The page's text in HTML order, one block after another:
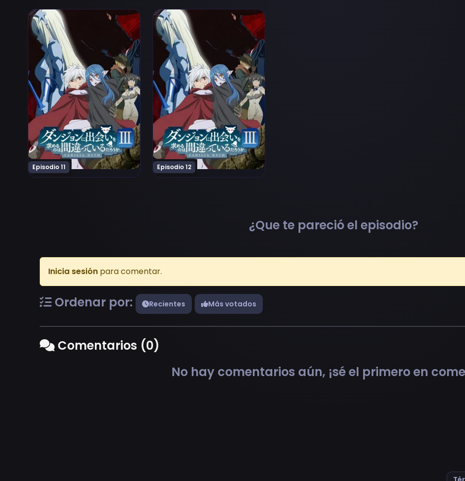
Episodio 11
Ver Dungeon ni Deai wo Motomeru no wa Machigatteiru Darou ka III Episodio 11
Episodio 12
Ver Dungeon ni Deai wo Motomeru no wa Machigatteiru Darou ka III Episodio 12
¿Que te pareció el episodio?
Inicia sesión para comentar.
Ordenar por: Recientes Más votados
Comentarios (0)
No hay comentarios aún, ¡sé el primero en